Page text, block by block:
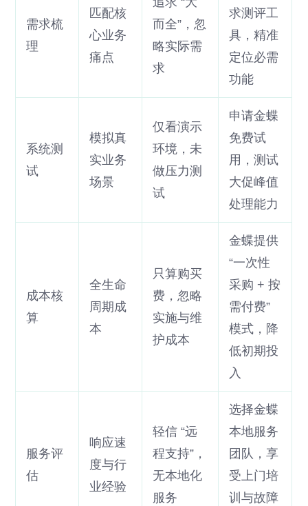
需求梳
理
匹配核
心业务
痛点
而全”，忽
略实际需
求
求测评工
具，精准
定位必需
功能
系统测
试
模拟真
实业务
场景
仅看演示
环境，未
做压力测
试
申请金蝶
免费试
用，测试
大促峰值
处理能力
成本核
算
全生命
周期成
本
只算购买
费，忽略
实施与维
护成本
金蝶提供
“一次性
采购 + 按
需付费”
模式，降
低初期投
入
服务评
估
响应速
度与行
业经验
轻信 “远
程支持”，
无本地化
服务
选择金蝶
本地服务
团队，享
受上门培
训与故障